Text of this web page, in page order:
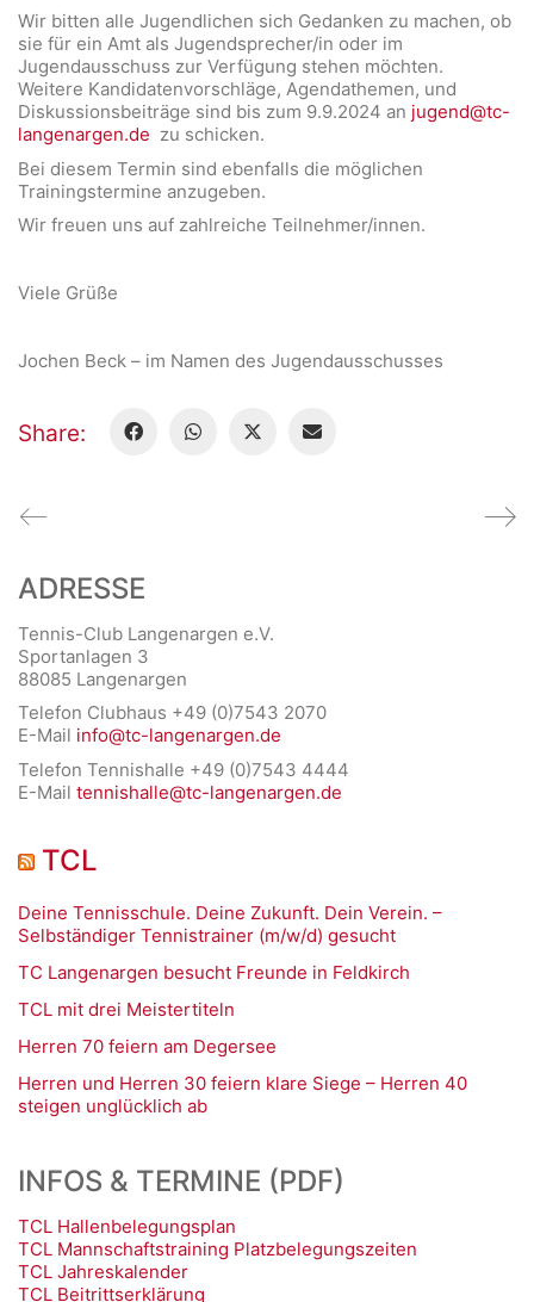
Wir bitten alle Jugendlichen sich Gedanken zu machen, ob
sie für ein Amt als Jugendsprecher/in oder im
Jugendausschuss zur Verfügung stehen möchten.
Weitere Kandidatenvorschläge, Agendathemen, und
Diskussionsbeiträge sind bis zum 9.9.2024 an jugend@tc-
langenargen.de zu schicken.
Bei diesem Termin sind ebenfalls die möglichen
Trainingstermine anzugeben.
Wir freuen uns auf zahlreiche Teilnehmer/innen.
Viele Grüße
Jochen Beck – im Namen des Jugendausschusses
Share:
ADRESSE
Tennis-Club Langenargen e.V.
Sportanlagen 3
88085 Langenargen
Telefon Clubhaus +49 (0)7543 2070
E-Mail info@tc-langenargen.de
Telefon Tennishalle +49 (0)7543 4444
E-Mail tennishalle@tc-langenargen.de
TCL
Deine Tennisschule. Deine Zukunft. Dein Verein. –
Selbständiger Tennistrainer (m/w/d) gesucht
TC Langenargen besucht Freunde in Feldkirch
TCL mit drei Meistertiteln
Herren 70 feiern am Degersee
Herren und Herren 30 feiern klare Siege – Herren 40
steigen unglücklich ab
INFOS & TERMINE (PDF)
TCL Hallenbelegungsplan
TCL Mannschaftstraining Platzbelegungszeiten
TCL Jahreskalender
TCL Beitrittserklärung